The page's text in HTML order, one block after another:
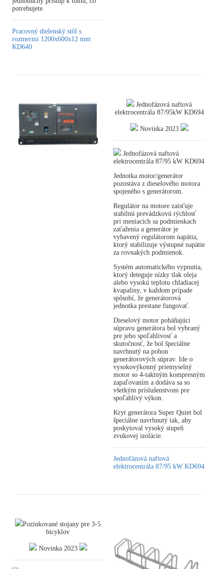
potrebujete.
Pracovný dielenský stôl s
rozmermi 1200x600x12 mm
KD640
Jednofázová naftová
elektrocentrála 87/95kW KD694
Novinka 2023
Jednofázová naftová
elektrocentrála 87/95 kW KD694
Jednotka motor/generátor
pozostáva z dieselového motora
spojeného s generátorom.
Regulátor na motore zaisťuje
stabilnú prevádzkovú rýchlosť
pri meniacich sa podmienkach
zaťaženia a generátor je
vybavený regulátorom napätia,
ktorý stabilizuje výstupné napätie
za rovnakých podmienok.
Systém automatického vypnutia,
ktorý deteguje nízky tlak oleja
alebo vysokú teplotu chladiacej
kvapaliny, v každom prípade
spôsobí, že generátorová
jednotka prestane fungovať.
Dieselový motor poháňajúci
súpravu generátora bol vybraný
pre jeho spoľahlivosť a
skutočnosť, že bol špeciálne
navrhnutý na pohon
generátorových súprav. Ide o
vysokovýkonný priemyselný
motor so 4-taktným kompresným
zapaľovaním a dodáva sa so
všetkým príslušenstvom pre
spoľahlivý výkon.
Kryt generátora Super Quiet bol
špeciálne navrhnutý tak, aby
poskytoval vysoký stupeň
zvukovej izolácie.
Jednofázová naftová
elektrocentrála 87/95 kW KD694
Pozinkované stojany pre 3-5
bicyklov
Novinka 2023